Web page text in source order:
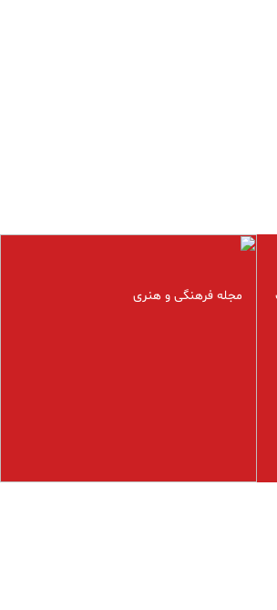
مجله فرهنگی و هنری